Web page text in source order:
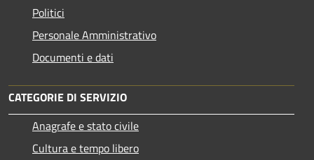
Politici
Personale Amministrativo
Documenti e dati
CATEGORIE DI SERVIZIO
Anagrafe e stato civile
Cultura e tempo libero